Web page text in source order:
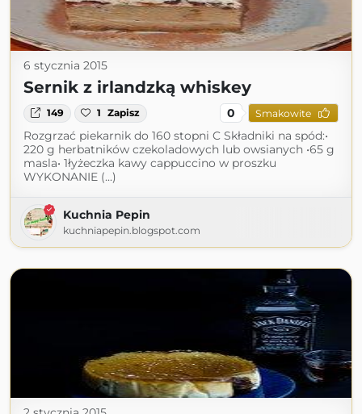
6 stycznia 2015
Sernik z irlandzką whiskey
149 1 Zapisz 0 Smakowite
Rozgrzać piekarnik do 160 stopni C Składniki na spód:•
220 g herbatników czekoladowych lub owsianych •65 g
masla• 1łyżeczka kawy cappuccino w proszku
WYKONANIE (...)
Kuchnia Pepin
kuchniapepin.blogspot.com